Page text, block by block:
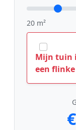
20 m²
Mijn tuin
een